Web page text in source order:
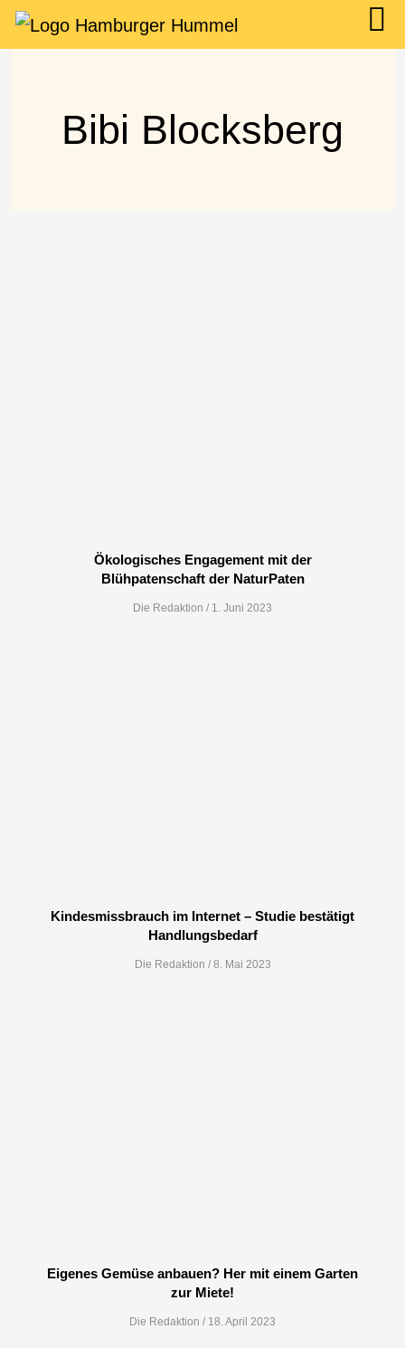
Bibi Blocksberg
Ökologisches Engagement mit der
Blühpatenschaft der NaturPaten
Die Redaktion 1. Juni 2023
Kindesmissbrauch im Internet – Studie bestätigt
Handlungsbedarf
Die Redaktion 8. Mai 2023
Eigenes Gemüse anbauen? Her mit einem Garten
zur Miete!
Die Redaktion 18. April 2023